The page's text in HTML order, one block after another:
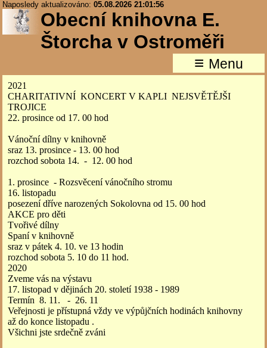
Naposledy aktualizováno:05.08.2026 21:01:56
Obecní knihovna E.
Štorcha v Ostroměři
≡ Menu
2021
CHARITATIVNÍ KONCERT V KAPLI NEJSVĚTĚJŠI
TROJICE
22. prosince od 17. 00 hod
Vánoční dílny v knihovně
sraz 13. prosince - 13. 00 hod
rozchod sobota 14. - 12. 00 hod
1. prosince - Rozsvěcení vánočního stromu
16. listopadu
posezení dříve narozených Sokolovna od 15. 00 hod
AKCE pro děti
Tvořivé dílny
Spaní v knihovně
sraz v pátek 4. 10. ve 13 hodin
rozchod sobota 5. 10 do 11 hod.
2020
Zveme vás na výstavu
17. listopad v dějinách 20. století 1938 - 1989
Termín 8. 11. - 26. 11
Veřejnosti je přístupná vždy ve výpůjčních hodinách knihovny
až do konce listopadu .
Všichni jste srdečně zváni